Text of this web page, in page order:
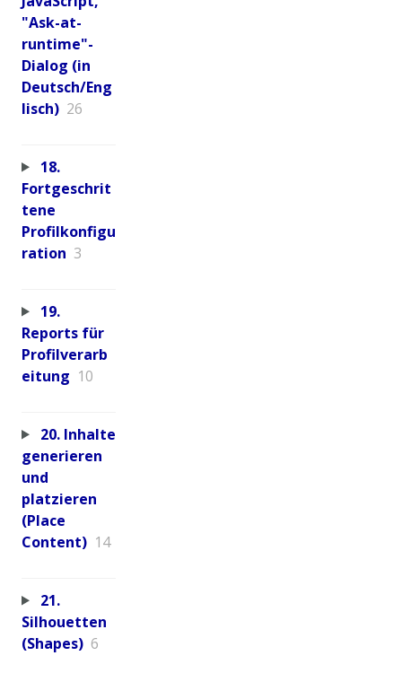
"Ask-at-
runtime"-
Dialog (in
Deutsch/Eng
lisch) 26
18.
Fortgeschrit
tene
Profilkonfigu
ration 3
19.
Reports für
Profilverarb
eitung 10
20. Inhalte
generieren
und
platzieren
(Place
Content) 14
21.
Silhouetten
(Shapes) 6